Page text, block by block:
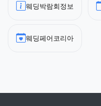
웨딩박람회정보
웨딩페어코리아